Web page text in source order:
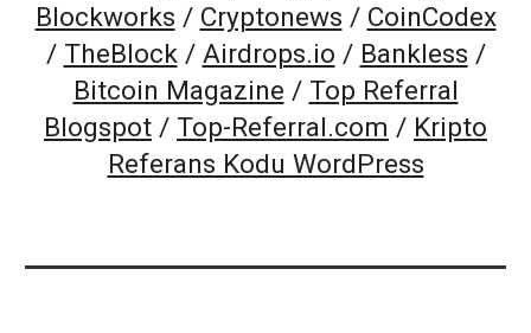
Blockworks / Cryptonews / CoinCodex
/ TheBlock/ Airdrops.io / Bankless /
Bitcoin Magazine / Top Referral
Blogspot / Top-Referral.com / Kripto
Referans Kodu WordPress